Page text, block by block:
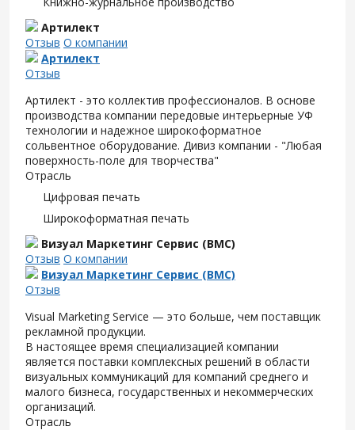
Артилект
Отзыв О компании
Артилект
Отзыв
Артилект - это коллектив профессионалов. В основе
производства компании передовые интерьерные УФ
технологии и надежное широкоформатное
сольвентное оборудование. Дивиз компании - "Любая
поверхность-поле для творчества"
Отрасль
Цифровая печать
Широкоформатная печать
Визуал Маркетинг Сервис (ВМС)
Отзыв О компании
Визуал Маркетинг Сервис (ВМС)
Отзыв
Visual Marketing Service — это больше, чем поставщик
рекламной продукции.
В настоящее время специализацией компании
является поставки комплексных решений в области
визуальных коммуникаций для компаний среднего и
малого бизнеса, государственных и некоммерческих
организаций.
Отрасль